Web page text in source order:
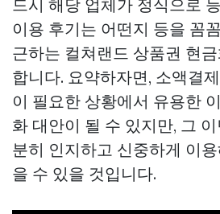
드시 해당 업체가 정식으로
이용 후기는 어떤지 등을 꼼
근하는 컬쳐랜드 상품권 현
합니다. 요약하자면, 소액결
이 필요한 상황에서 유용한
화 대안이 될 수 있지만, 그
분히 인지하고 신중하게 이
을 수 있을 것입니다.